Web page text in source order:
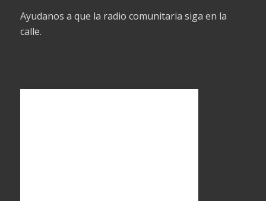
Ayudanos a que la radio comunitaria siga en la
calle.